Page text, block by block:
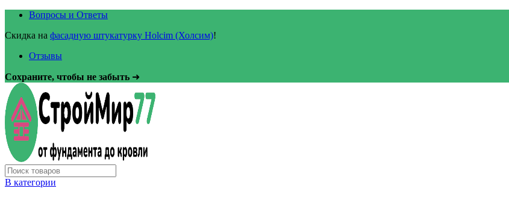
Вопросы и Ответы
Скидка на фасадную штукатурку Holcim (Холсим)!
Отзывы
Сохраните, чтобы не забыть ➜
В категории